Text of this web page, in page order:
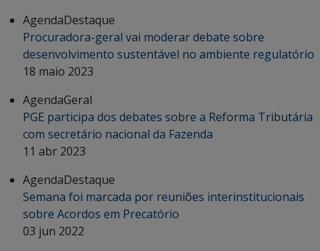
AgendaDestaque
Procuradora-geral vai moderar debate sobre
desenvolvimento sustentável no ambiente regulatório
18 maio 2023
AgendaGeral
PGE participa dos debates sobre a Reforma Tributária
com secretário nacional da Fazenda
11 abr 2023
AgendaDestaque
Semana foi marcada por reuniões interinstitucionais
sobre Acordos em Precatório
03 jun 2022